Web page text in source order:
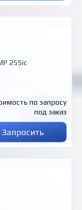
255ic
по запросу
под заказ
Запросить